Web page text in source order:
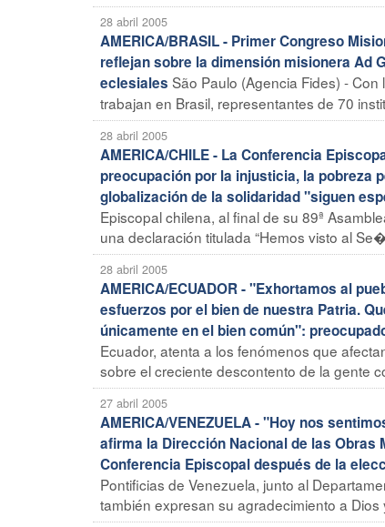
28 abril 2005
AMERICA/BRASIL - Primer Congreso
reflejan sobre la dimensión misionera Ad
eclesiales São Paulo (Agencia Fides) -
trabajan en Brasil, representantes de 70
28 abril 2005
AMERICA/CHILE - La Conferencia
preocupación por la injusticia, la pobreza
globalización de la solidaridad "siguen
Episcopal chilena, al final de su 89ª
una declaración titulada “Hemos visto al
28 abril 2005
AMERICA/ECUADOR - "Exhortamos al
esfuerzos por el bien de nuestra Patria.
únicamente en el bien común":
Ecuador, atenta a los fenómenos que
sobre el creciente descontento de la gente
27 abril 2005
AMERICA/VENEZUELA - "Hoy nos
afirma la Dirección Nacional de las Obras
Conferencia Episcopal después de la
Pontificias de Venezuela, junto al
también expresan su agradecimiento a Dios